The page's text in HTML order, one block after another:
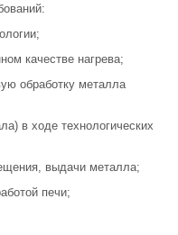
качестве нагрева;
обработку металла
в ходе технологических
выдачи металла;
печи;